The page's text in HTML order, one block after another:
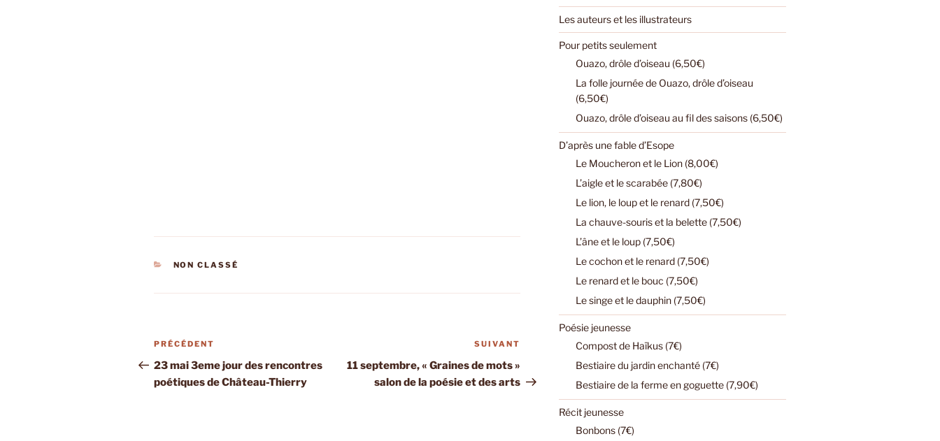
CATÉGORIES
NON CLASSÉ
Navigation
de
l’article
Article
précédent
PRÉCÉDENT
23 mai 3eme jour des rencontres
poétiques de Château-Thierry
SUIVANT
11 septembre, « Graines de mots »
salon de la poésie et des arts
Les auteurs et les illustrateurs
Pour petits seulement
Ouazo, drôle d’oiseau (6,50€)
La folle journée de Ouazo, drôle d’oiseau
(6,50€)
Ouazo, drôle d’oiseau au fil des saisons (6,50€)
D’après une fable d’Esope
Le Moucheron et le Lion (8,00€)
L’aigle et le scarabée (7,80€)
Le lion, le loup et le renard (7,50€)
La chauve-souris et la belette (7,50€)
L’âne et le loup (7,50€)
Le cochon et le renard (7,50€)
Le renard et le bouc (7,50€)
Le singe et le dauphin (7,50€)
Poésie jeunesse
Compost de Haïkus (7€)
Bestiaire du jardin enchanté (7€)
Bestiaire de la ferme en goguette (7,90€)
Récit jeunesse
Bonbons (7€)